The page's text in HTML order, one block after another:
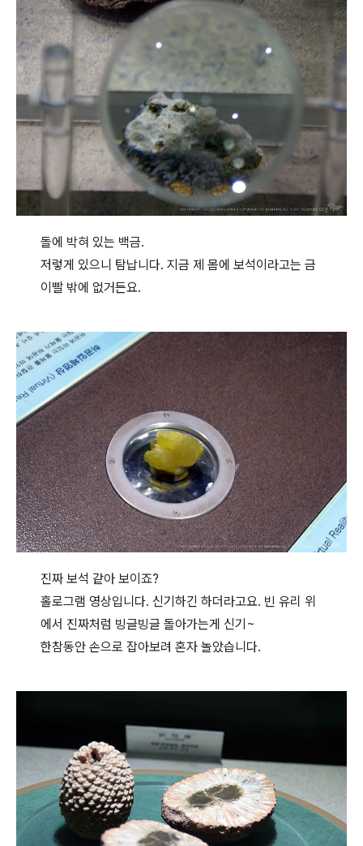
돌에 박혀 있는 백금.
저렇게 있으니 탐납니다. 지금 제 몸에 보석이라고는 금
이빨 밖에 없거든요.
진짜 보석 같아 보이죠?
홀로그램 영상입니다. 신기하긴 하더라고요. 빈 유리 위
에서 진짜처럼 빙글빙글 돌아가는게 신기~
한참동안 손으로 잡아보려 혼자 놀았습니다.